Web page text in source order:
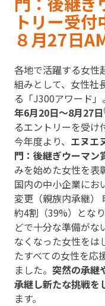
トリー受付
８月27日
各地で活躍する女性
組みとして、女性社
る「J300アワード」
年6月20日～8月27日
るエントリーを受け
今年度より、 エヌエ
門：後継ぎウーマン
みを始めた女性を表
国内の中小企業にお
変更（親族内承継）
約4割（39%）とな
どで十分な準備が
なくなった女性をは
たすべての女性を応
ました。 突然の承継
承継し新たな挑戦を
ます。